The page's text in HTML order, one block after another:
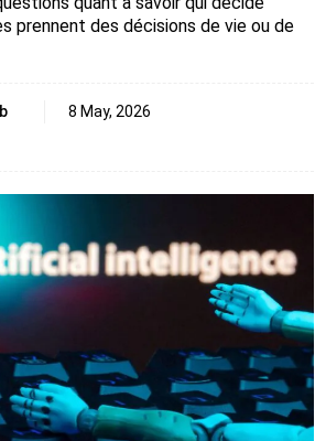
prennent des décisions de vie ou de
8 May, 2026